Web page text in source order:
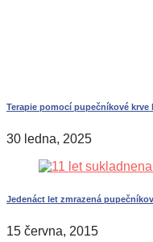
Terapie pomocí pupečníkové krve
30 ledna, 2025
Jedenáct let zmrazená
15 června, 2015